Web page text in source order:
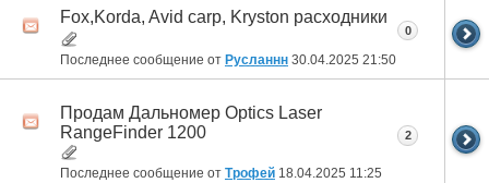
Fox,Korda, Avid carp, Kryston расходники
Последнее сообщение от Русланнн 30.04.2025 21:50
0
Продам Дальномер Optics Laser
RangeFinder 1200
Последнее сообщение от Трофей 18.04.2025 11:25
2